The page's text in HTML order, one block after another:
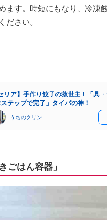
ます。時短にもなり、冷凍
ださい。
リア】手作り餃子の救世主！「具
ステップで完了」タイパの神！
うちのクリン
ごはん容器」